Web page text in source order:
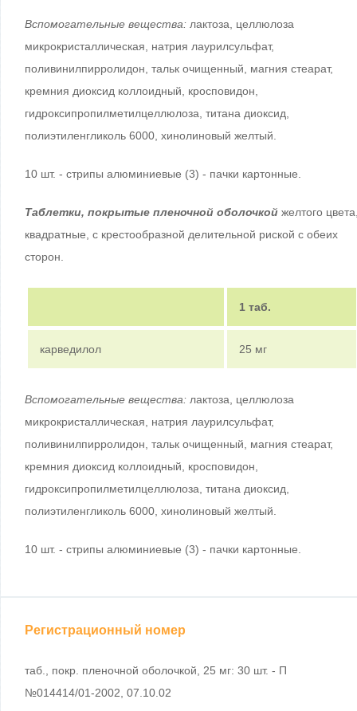
Вспомогательные вещества: лактоза, целлюлоза
микрокристаллическая, натрия лаурилсульфат,
поливинилпирролидон, тальк очищенный, магния стеарат,
кремния диоксид коллоидный, кросповидон,
гидроксипропилметилцеллюлоза, титана диоксид,
полиэтиленгликоль 6000, хинолиновый желтый.
10 шт. - стрипы алюминиевые (3) - пачки картонные.
Таблетки, покрытые пленочной оболочкой желтого
квадратные, с крестообразной делительной риской с обеих
сторон.
1 таб.
карведилол 25 мг
Вспомогательные вещества: лактоза, целлюлоза
микрокристаллическая, натрия лаурилсульфат,
поливинилпирролидон, тальк очищенный, магния стеарат,
кремния диоксид коллоидный, кросповидон,
гидроксипропилметилцеллюлоза, титана диоксид,
полиэтиленгликоль 6000, хинолиновый желтый.
10 шт. - стрипы алюминиевые (3) - пачки картонные.
Регистрационный номер
таб., покр. пленочной оболочкой, 25 мг: 30 шт. - П
№014414/01-2002, 07.10.02